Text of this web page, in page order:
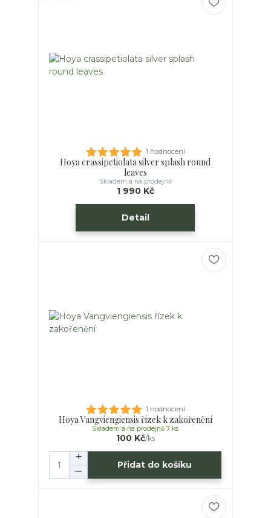
1 hodnocení
Hoya crassipetiolata silver splash round
leaves
1 990 Kč
Skladem a na prodejně
Detail
1 hodnocení
Hoya Vangviengiensis řízek k zakořenění
100 Kč/ks
Skladem a na prodejně 7 ks
Přidat do košíku